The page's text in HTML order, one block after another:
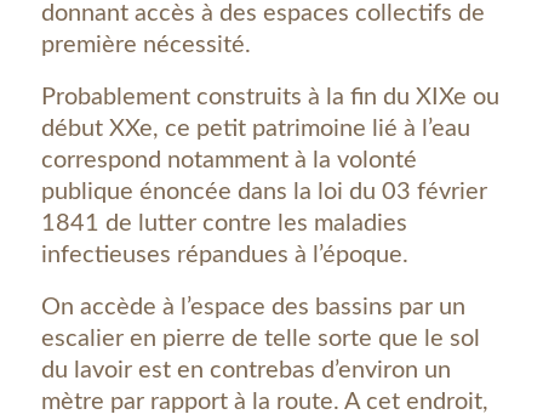
donnant accès à des espaces collectifs de
première nécessité.
Probablement construits à la fin du XIXe ou
début XXe, ce petit patrimoine lié à l’eau
correspond notamment à la volonté
publique énoncée dans la loi du 03 février
1841 de lutter contre les maladies
infectieuses répandues à l’époque.
On accède à l’espace des bassins par un
escalier en pierre de telle sorte que le sol
du lavoir est en contrebas d’environ un
mètre par rapport à la route. A cet endroit,